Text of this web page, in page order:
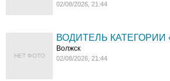
02/08/2026, 21:44
НЕТ ФОТО
ВОДИТЕЛЬ КАТЕГОРИИ
Волжск
02/08/2026, 21:44